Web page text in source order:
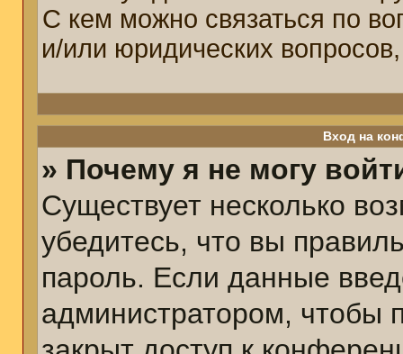
С кем можно связаться по
и/или юридических
Вход на
» Почему я не могу
Существует несколько
убедитесь, что вы
пароль. Если данные
администратором, чтобы